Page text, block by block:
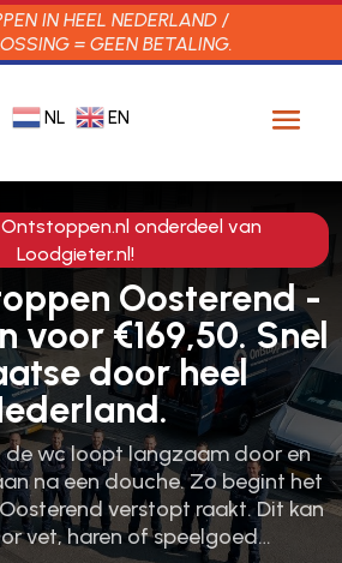
IN HEEL NEDERLAND /
= GEEN BETALING.
NL EN
onderdeel van
Loodgieter.nl!
Oosterend -
voor €169,50. Snel
door heel
de wc loopt langzaam door en
na een douche.​ Zo begint het
verstopt raakt.​ Dit kan
vet, haren of speelgoed…